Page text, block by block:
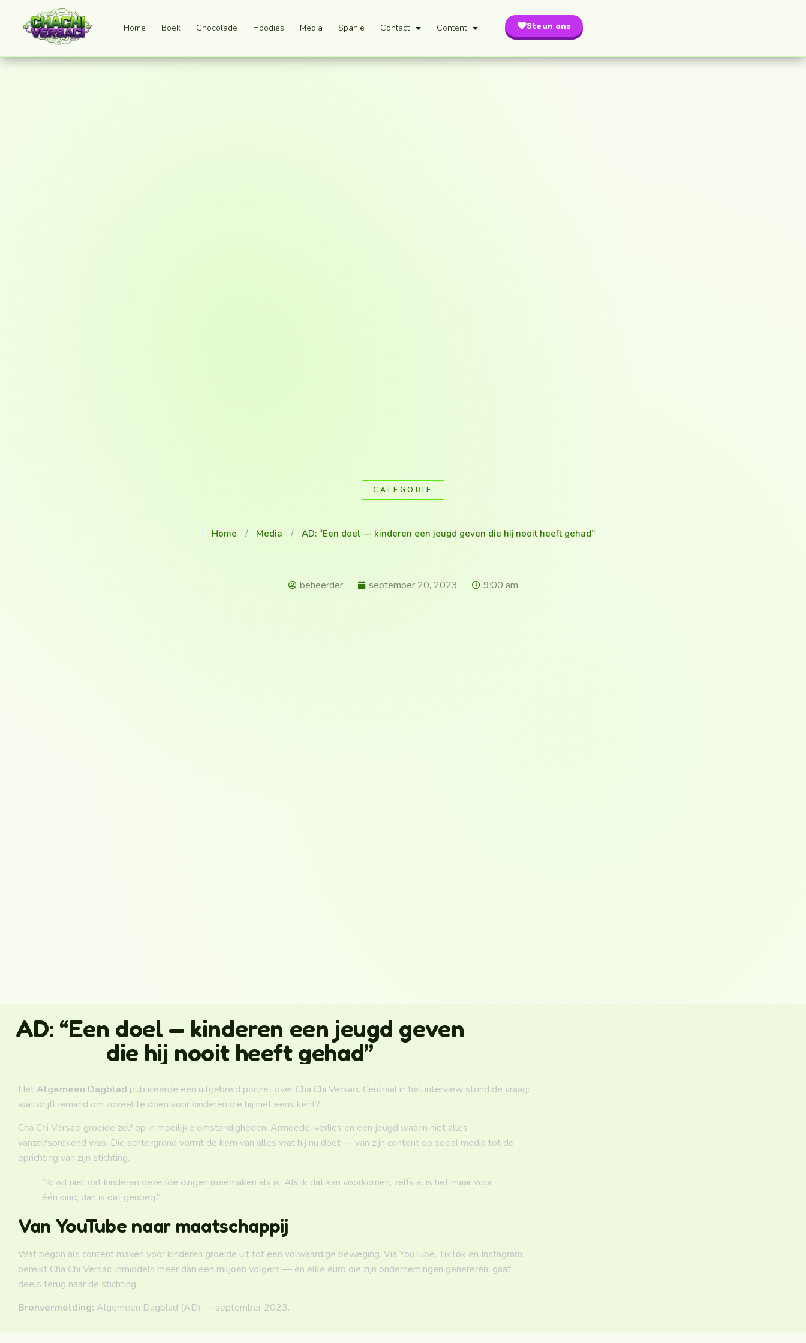
Home Boek Chocolade Hoodies Media Spanje Contact Content Steun ons
CATEGORIE
Home / Media / AD: “Een doel — kinderen een jeugd geven die hij nooit heeft gehad”
beheerder september 20, 2023 9:00 am
AD: “Een doel — kinderen een jeugd geven
die hij nooit heeft gehad”
Het Algemeen Dagblad publiceerde een uitgebreid portret over Cha Chi Versaci. Centraal in het interview stond de vraag:
wat drijft iemand om zoveel te doen voor kinderen die hij niet eens kent?
Cha Chi Versaci groeide zelf op in moeilijke omstandigheden. Armoede, verlies en een jeugd waarin niet alles
vanzelfsprekend was. Die achtergrond vormt de kern van alles wat hij nu doet — van zijn content op social media tot de
oprichting van zijn stichting.
“Ik wil niet dat kinderen dezelfde dingen meemaken als ik. Als ik dat kan voorkomen, zelfs al is het maar voor
één kind, dan is dat genoeg.”
Van YouTube naar maatschappij
Wat begon als content maken voor kinderen groeide uit tot een volwaardige beweging. Via YouTube, TikTok en Instagram
bereikt Cha Chi Versaci inmiddels meer dan een miljoen volgers — en elke euro die zijn ondernemingen genereren, gaat
deels terug naar de stichting.
Bronvermelding: Algemeen Dagblad (AD) — september 2023.